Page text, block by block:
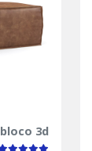
bloco 3d